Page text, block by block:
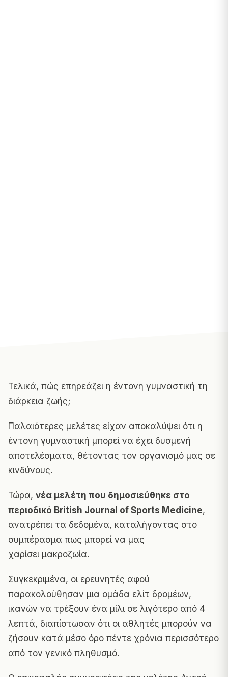
Τελικά, πώς επηρεάζει η έντονη γυμναστική τη
διάρκεια ζωής;
Παλαιότερες μελέτες είχαν αποκαλύψει ότι η
έντονη γυμναστική μπορεί να έχει δυσμενή
αποτελέσματα, θέτοντας τον οργανισμό μας σε
κινδύνους.
Τώρα, νέα μελέτη που δημοσιεύθηκε στο
περιοδικό British Journal of Sports Medicine,
ανατρέπει τα δεδομένα, καταλήγοντας στο
συμπέρασμα πως μπορεί να μας
χαρίσει μακροζωία.
Συγκεκριμένα, οι ερευνητές αφού
παρακολούθησαν μια ομάδα ελίτ δρομέων,
ικανών να τρέξουν ένα μίλι σε λιγότερο από 4
λεπτά, διαπίστωσαν ότι οι αθλητές μπορούν να
ζήσουν κατά μέσο όρο πέντε χρόνια περισσότερο
από τον γενικό πληθυσμό.